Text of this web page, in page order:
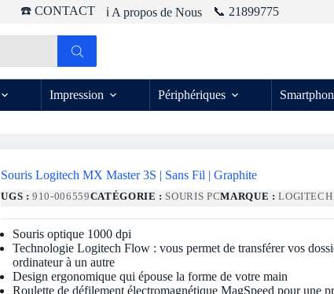
☎️ CONTACT ℹ️ A propos de Nous 📞 21899775
Impression Périphériques
Souris Logitech MX Master 3S | Sans Fil | Graphite
UGS :910-006559CATÉGORIE : SOURIS PCMARQUE :LOGITECH
Souris optique 1000 dpi
Technologie Logitech Flow : vous permet de transférer vos
ordinateur à un autre
Design ergonomique qui épouse la forme de votre main
Roulette de défilement électromagnétique MagSpeed pour une